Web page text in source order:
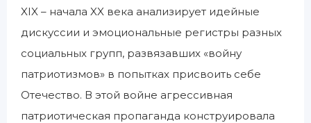
XIX – начала XX века анализирует идейные
дискуссии и эмоциональные регистры разных
социальных групп, развязавших «войну
патриотизмов» в попытках присвоить себе
Отечество. В этой войне агрессивная
патриотическая пропаганда конструировала